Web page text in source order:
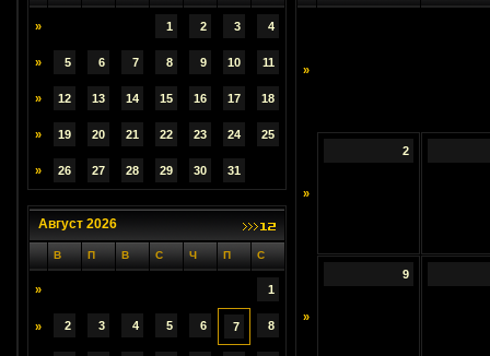
» 1 2 3 4
» 5 6 7 8 9 10 11
» 12 13 14 15 16 17 18
» 19 20 21 22 23 24 25
» 26 27 28 29 30 31
Август 2026
В П В С Ч П С
» 1
» 2 3 4 5 6 7 8
»
»
2
»
9